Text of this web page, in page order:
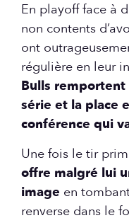
En playoff face à
non contents
ont
régulière en leur
Bulls
série et la place
conférence qui
Une fois le tir
offre malgré lui
image en
renverse dans le